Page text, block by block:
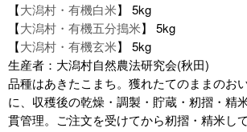
【大潟村・有機白米】 5kg
【大潟村・有機五分搗米】 5kg
【大潟村・有機玄米】 5kg
生産者：大潟村自然農法研究会(秋田)
品種はあきたこまち。獲れたてのままのお
に、収穫後の乾燥・調製・貯蔵・籾摺・精
貫管理。ご注文を受けてから籾摺・精米し